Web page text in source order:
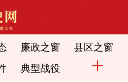
廉政之窗 县区之窗
典型战役